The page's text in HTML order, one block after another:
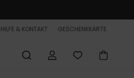
HILFE & KONTAKT GESCHENKKARTE